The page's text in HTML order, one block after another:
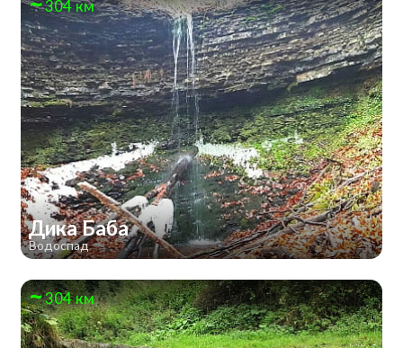
304 км
Дика Баба
Водоспад
304 км